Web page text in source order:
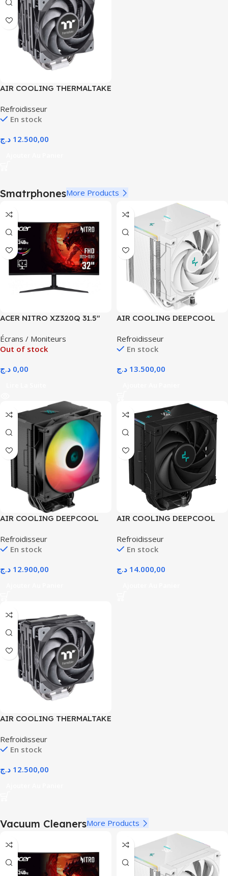
AIR COOLING THERMALTAKE
Refroidisseur
En stock
12.500,00 د.ج
SmatrphonesMore Products
ACER NITRO XZ320Q 31.5″
W0bmiiphx HDR10
FREESYNC
Écrans / Moniteurs
Out of stock
0,00 د.ج
AIR COOLING DEEPCOOL
Refroidisseur
En stock
13.500,00 د.ج
AIR COOLING DEEPCOOL
BLACK
Refroidisseur
En stock
12.900,00 د.ج
AIR COOLING DEEPCOOL
AM4/AM5/INTEL
Refroidisseur
En stock
14.000,00 د.ج
AIR COOLING THERMALTAKE
Refroidisseur
En stock
12.500,00 د.ج
Vacuum CleanersMore Products